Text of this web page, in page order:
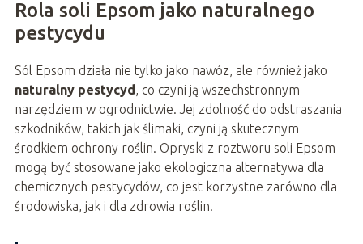
Rola soli Epsom jako naturalnego
pestycydu
Sól Epsom działa nie tylko jako nawóz, ale również jako
naturalny pestycyd , co czyni ją wszechstronnym
narzędziem w ogrodnictwie. Jej zdolność do odstraszania
szkodników, takich jak ślimaki, czyni ją skutecznym
środkiem ochrony roślin. Opryski z roztworu soli Epsom
mogą być stosowane jako ekologiczna alternatywa dla
chemicznych pestycydów, co jest korzystne zarówno dla
środowiska, jak i dla zdrowia roślin.